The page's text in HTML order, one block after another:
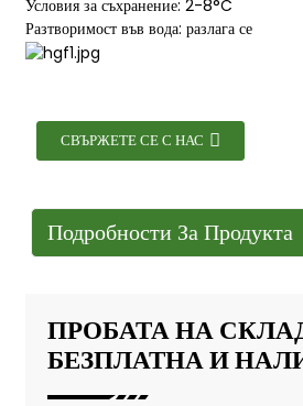
Условия за съхранение: 2-8°C
Разтворимост във вода: разлага се
СВЪРЖЕТЕ СЕ С НАС
Подробности За Продукта
ПРОБАТА НА
БЕЗПЛАТНА И